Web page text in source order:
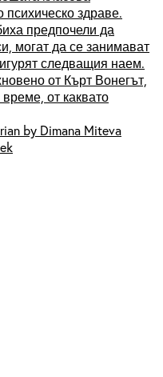
психическо здраве.
предпочели да
могат да се занимават
следващия наем.
от Кърт Вонегът,
от каквато
by Dimana Miteva